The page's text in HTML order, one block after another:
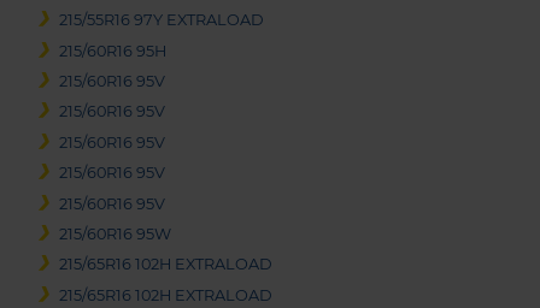
215/55R16 97Y EXTRALOAD
215/60R16 95H
215/60R16 95V
215/60R16 95V
215/60R16 95V
215/60R16 95V
215/60R16 95V
215/60R16 95W
215/65R16 102H EXTRALOAD
215/65R16 102H EXTRALOAD